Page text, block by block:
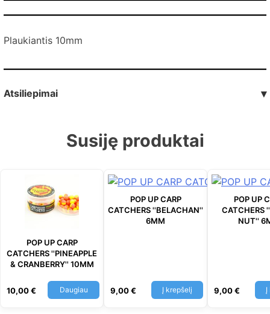
Plaukiantis 10mm
Atsiliepimai ▾
Susiję produktai
POP UP CARP
CATCHERS ''PINEAPPLE
& CRANBERRY'' 10MM
10,00€ Daugiau
POP UP CARP
CATCHERS ''BELACHAN''
6MM
9,00€ Į krepšelį
POP UP
CATCHERS
NUT''
9,00€ Į